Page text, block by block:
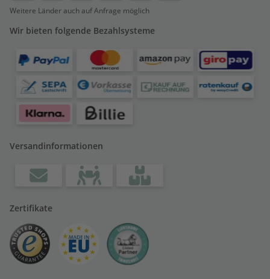
Weitere Länder auch auf Anfrage möglich
Wir bieten folgende Bezahlsysteme
Versandinformationen
Zertifikate